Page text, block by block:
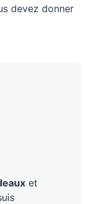
devez donner
et